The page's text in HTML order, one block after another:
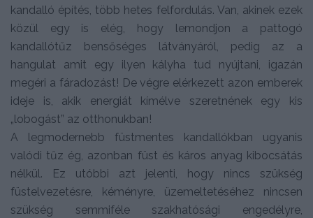
kandalló építés, több hetes felfordulás. Van, akinek ezek
közül egy is elég, hogy lemondjon a pattogó
kandallótűz bensőséges látványáról, pedig az a
hangulat amit egy ilyen kályha tud nyújtani, igazán
megéri a fáradozást! De végre elérkezett azon emberek
ideje is, akik energiát kímélve szeretnének egy kis
„lobogást” az otthonukban!
A legmodernebb füstmentes kandallókban ugyanis
valódi tűz ég, azonban füst és káros anyag kibocsátás
nélkül. Ez utóbbi azt jelenti, hogy nincs szükség
füstelvezetésre, kéményre, üzemeltetéséhez nincsen
szükség semmiféle szakhatósági engedélyre,